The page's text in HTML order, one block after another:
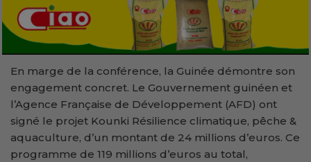
En marge de la conférence, la Guinée démontre son
engagement concret. Le Gouvernement guinéen et
l’Agence Française de Développement (AFD) ont
signé le projet Kounki Résilience climatique, pêche &
aquaculture, d’un montant de 24 millions d’euros. Ce
programme de 119 millions d’euros au total,